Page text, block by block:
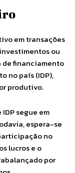
em transações
ou
de financiamento
no país (IDP),
produtivo.
segue em
espera-se
no
lucros e o
por